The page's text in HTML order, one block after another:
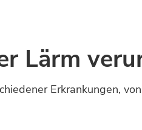
Lärm
Erkrankungen,